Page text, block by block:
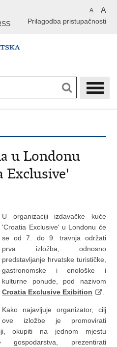
A A
Prilagodba pristupačnosti
u Londonu
Exclusive'
U organizaciji izdavačke kuće
'Croatia Exclusive' u Londonu će
se od 7. do 9. travnja održati
prva izložba, odnosno
predstavljanje hrvatske turističke,
gastronomske i enološke i
kulturne ponude, pod nazivom
Croatia Exclusive Exibition
.
Kako najavljuje organizator, cilj
ove izložbe je promovirati
okupiti na jednom mjestu
gospodarstva, prezentirati